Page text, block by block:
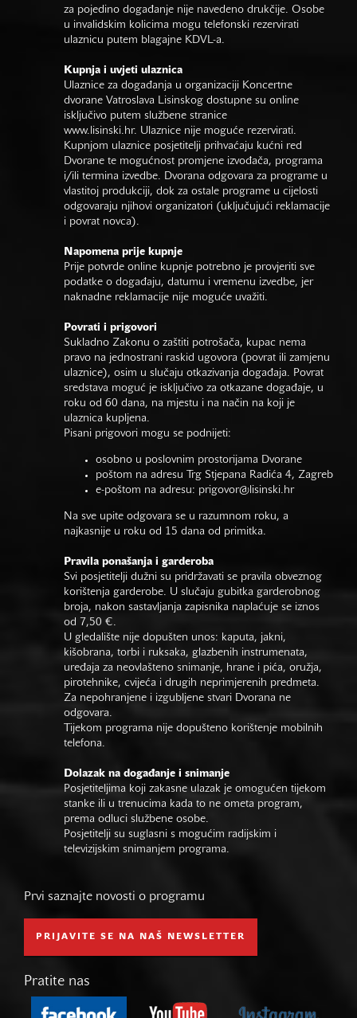
za pojedino događanje nije navedeno drukčije. Osobe
u invalidskim kolicima mogu telefonski rezervirati
ulaznicu putem blagajne KDVL-a.
Kupnja i uvjeti ulaznica
Ulaznice za događanja u organizaciji Koncertne
dvorane Vatroslava Lisinskog dostupne su online
isključivo putem službene stranice
www.lisinski.hr. Ulaznice nije moguće rezervirati.
Kupnjom ulaznice posjetitelji prihvaćaju kućni red
Dvorane te mogućnost promjene izvođača, programa
i/ili termina izvedbe. Dvorana odgovara za programe u
vlastitoj produkciji, dok za ostale programe u cijelosti
odgovaraju njihovi organizatori (uključujući reklamacije
i povrat novca).
Napomena prije kupnje
Prije potvrde online kupnje potrebno je provjeriti sve
podatke o događaju, datumu i vremenu izvedbe, jer
naknadne reklamacije nije moguće uvažiti.
Povrati i prigovori
Sukladno Zakonu o zaštiti potrošača, kupac nema
pravo na jednostrani raskid ugovora (povrat ili zamjenu
ulaznice), osim u slučaju otkazivanja događaja. Povrat
sredstava moguć je isključivo za otkazane događaje, u
roku od 60 dana, na mjestu i na način na koji je
ulaznica kupljena.
Pisani prigovori mogu se podnijeti:
osobno u poslovnim prostorijama Dvorane
poštom na adresu Trg Stjepana Radića 4, Zagreb
e-poštom na adresu: prigovor@lisinski.hr
Na sve upite odgovara se u razumnom roku, a
najkasnije u roku od 15 dana od primitka.
Pravila ponašanja i garderoba
Svi posjetitelji dužni su pridržavati se pravila obveznog
korištenja garderobe. U slučaju gubitka garderobnog
broja, nakon sastavljanja zapisnika naplaćuje se iznos
od 7,50 €.
U gledalište nije dopušten unos: kaputa, jakni,
kišobrana, torbi i ruksaka, glazbenih instrumenata,
uređaja za neovlašteno snimanje, hrane i pića, oružja,
pirotehnike, cvijeća i drugih neprimjerenih predmeta.
Za nepohranjene i izgubljene stvari Dvorana ne
odgovara.
Tijekom programa nije dopušteno korištenje mobilnih
telefona.
Dolazak na događanje i snimanje
Posjetiteljima koji zakasne ulazak je omogućen tijekom
stanke ili u trenucima kada to ne ometa program,
prema odluci službene osobe.
Posjetitelji su suglasni s mogućim radijskim i
televizijskim snimanjem programa.
Prvi saznajte novosti o programu
PRIJAVITE SE NA NAŠ NEWSLETTER
Pratite nas